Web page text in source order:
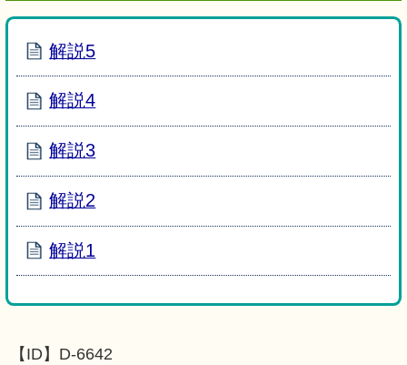
解説5
解説4
解説3
解説2
解説1
【ID】 D-6642